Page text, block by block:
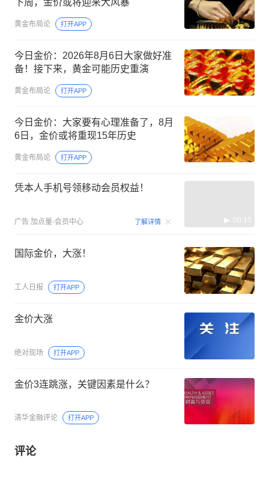
黄金布局论 打开APP
今日金价：2026年8月6日大家做好准
备！接下来，黄金可能历史重演
黄金布局论 打开APP
今日金价：大家要有心理准备了，8月
6日，金价或将重现15年历史
黄金布局论 打开APP
凭本人手机号领移动会员权益！
广告 加点量-会员中心 了解详情 00:15
国际金价，大涨！
工人日报 打开APP
金价大涨
绝对现场 打开APP
金价3连跳涨，关键因素是什么？
清华金融评论 打开APP
评论